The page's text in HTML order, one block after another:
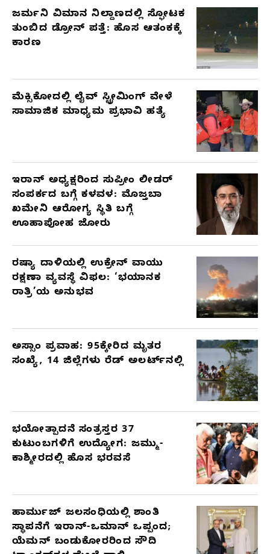
ಜರ್ಮನಿ ವಿಮಾನ ನಿಲ್ದಾಣದಲ್ಲಿ ಸ್ಫೋಟಕ
ತುಂಬಿದ ಡ್ರೋನ್ ಪತ್ತೆ: ಹೊಸ ಆತಂಕಕ್ಕೆ
ಕಾರಣ
ಮೆಕ್ಸಿಕೋದಲ್ಲಿ ಲೈವ್ ಸ್ಟ್ರೀಮಿಂಗ್ ವೇಳೆ
ಸಾಮಾಜಿಕ ಮಾಧ್ಯಮ ಪ್ರಭಾವಿ ಹತ್ಯೆ
ಇರಾನ್ ಅಧ್ಯಕ್ಷರಿಂದ ಸುಪ್ರೀಂ ಲೀಡರ್
ಸಂಪರ್ಕದ ಬಗ್ಗೆ ಕಳವಳ: ಮೊಜ್ತಬಾ
ಖಮೇನಿ ಆರೋಗ್ಯ ಸ್ಥಿತಿ ಬಗ್ಗೆ
ಊಹಾಪೋಹ ಜೋರು
ರಷ್ಯಾ ದಾಳಿಯಲ್ಲಿ ಉಕ್ರೇನ್ ವಾಯು
ರಕ್ಷಣಾ ವ್ಯವಸ್ಥೆ ವಿಫಲ: ‘ಭಯಾನಕ
ರಾತ್ರಿ’ಯ ಅನುಭವ
ಅಸ್ಸಾಂ ಪ್ರವಾಹ: 95ಕ್ಕೇರಿದ ಮೃತರ
ಸಂಖ್ಯೆ, 14 ಜಿಲ್ಲೆಗಳು ರೆಡ್ ಅಲರ್ಟ್‌ನಲ್ಲಿ
ಭಯೋತ್ಪಾದನೆ ಸಂತ್ರಸ್ತರ 37
ಕುಟುಂಬಗಳಿಗೆ ಉದ್ಯೋಗ: ಜಮ್ಮು-
ಕಾಶ್ಮೀರದಲ್ಲಿ ಹೊಸ ಭರವಸೆ
ಹಾರ್ಮುಜ್ ಜಲಸಂಧಿಯಲ್ಲಿ ಶಾಂತಿ
ಸ್ಥಾಪನೆಗೆ ಇರಾನ್-ಒಮಾನ್ ಒಪ್ಪಂದ;
ಯೆಮನ್ ಬಂಡುಕೋರರಿಂದ ಸೌದಿ